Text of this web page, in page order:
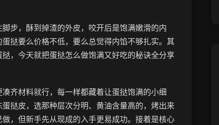
步，酥到掉渣的外皮，咬开后是饱满嫩滑的内
挞要么价格不低，要么总觉得内馅不够扎实。其
，今天就把蛋挞怎么做饱满又好吃的秘诀全分享
齐材料就行，每一样都藏着让蛋挞饱满的小细
挞皮，选那种层次分明、黄油含量高的，烤出来
，但新手先从现成的入手更易成功。接着是核心